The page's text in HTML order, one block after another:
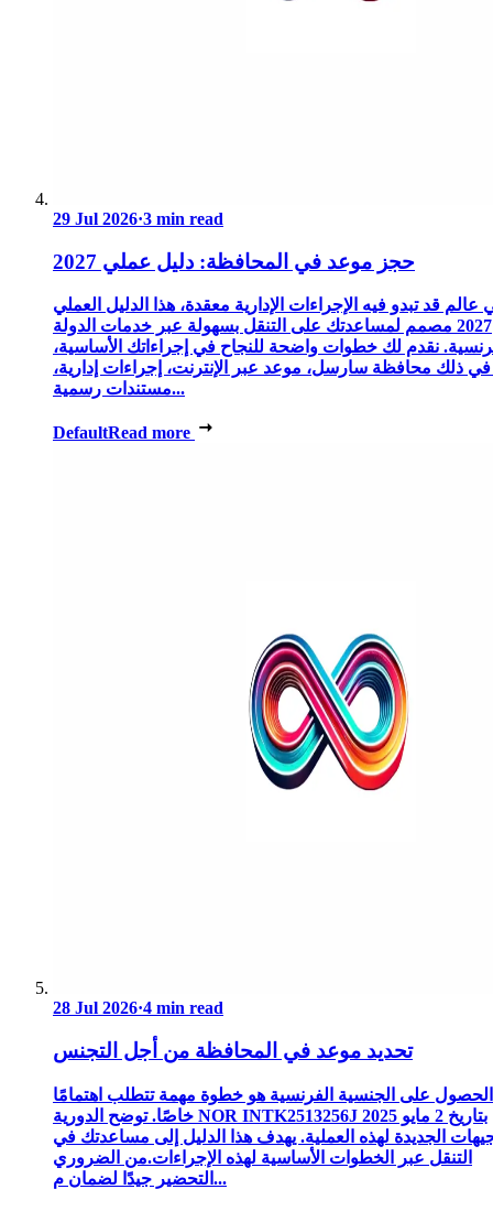
29 Jul 2026·3 min read
حجز موعد في المحافظة: دليل عملي 2027
عالم قد تبدو فيه الإجراءات الإدارية معقدة، هذا الدليل العملي
2027 مصمم لمساعدتك على التنقل بسهولة عبر خدمات الدولة
نقدم لك خطوات واضحة للنجاح في إجراءاتك الأساسية،
في ذلك محافظة سارسل، موعد عبر الإنترنت، إجراءات إدارية،
مستندات رسمية...
DefaultRead more
28 Jul 2026·4 min read
تحديد موعد في المحافظة من أجل التجنس
الحصول على الجنسية الفرنسية هو خطوة مهمة تتطلب اهتمامًا
خاصًا. توضح الدورية NOR INTK2513256J بتاريخ 2 مايو 2025
الجديدة لهذه العملية. يهدف هذا الدليل إلى مساعدتك في
التنقل عبر الخطوات الأساسية لهذه الإجراءات.من الضروري
التحضير جيدًا لضمان م...